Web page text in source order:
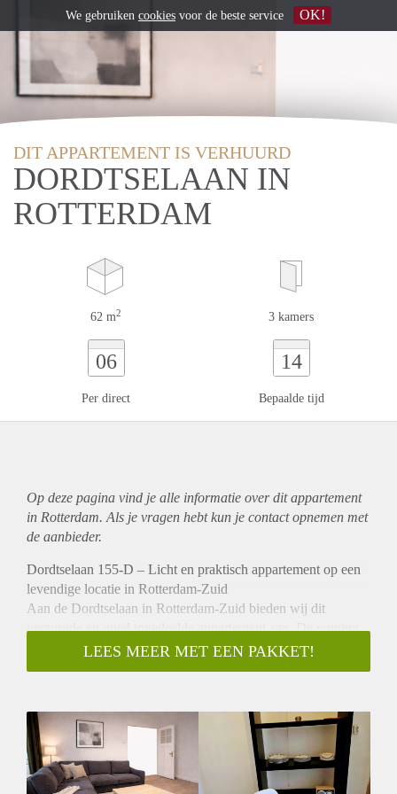
DIT APPARTEMENT IS VERHUURD
DORDTSELAAN IN
ROTTERDAM
62 m2 3 kamers
06
Per direct
14
Bepaalde tijd
Op deze pagina vind je alle informatie over ditappartement
in Rotterdam. Als je vragen hebt kun je contact opnemen met
de aanbieder.
Dordtselaan 155-D – Licht en praktisch appartement op een
levendige locatie in Rotterdam-Zuid
Aan de Dordtselaan in Rotterdam-Zuid bieden wij dit
verzorgde en goed ingedeelde appartement aan. De woning
is licht, functioneel en ideaal voor wie comfortabel wil
wonen met alle dagelijkse voorzieningen in de directe
Via de gezamenlijke entree bereik je de woning. Bij
binnenkomst kom je in de hal, die toegang biedt tot de
verschillende vertrekken.
De woonkamer is licht en prettig van formaat, met voldoende
LEES MEER MET EEN PAKKET!
We gebruiken cookies voor de beste service OK!